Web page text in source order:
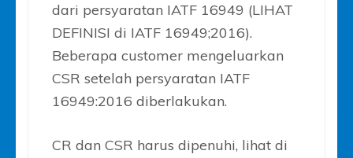
dari persyaratan IATF 16949 (LIHAT
DEFINISI di IATF 16949;2016).
Beberapa customer mengeluarkan
CSR setelah persyaratan IATF
16949:2016 diberlakukan.
CR dan CSR harus dipenuhi, lihat di